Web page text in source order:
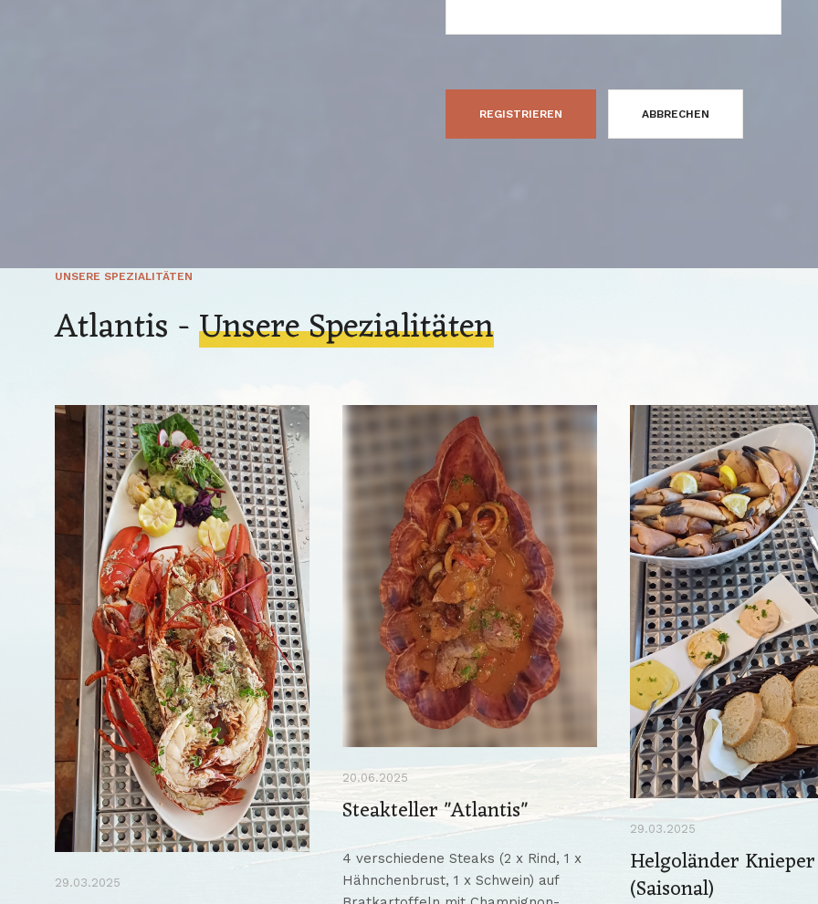
REGISTRIEREN ABBRECHEN
UNSERE SPEZIALITÄTEN
Atlantis -Unsere Spezialitäten
29.03.2025
20.06.2025
Steakteller "Atlantis"
4 verschiedene Steaks (2 x Rind, 1 x
Hähnchenbrust, 1 x Schwein) auf
29.03.2025
Helgoländer Knieper
(Saisonal)